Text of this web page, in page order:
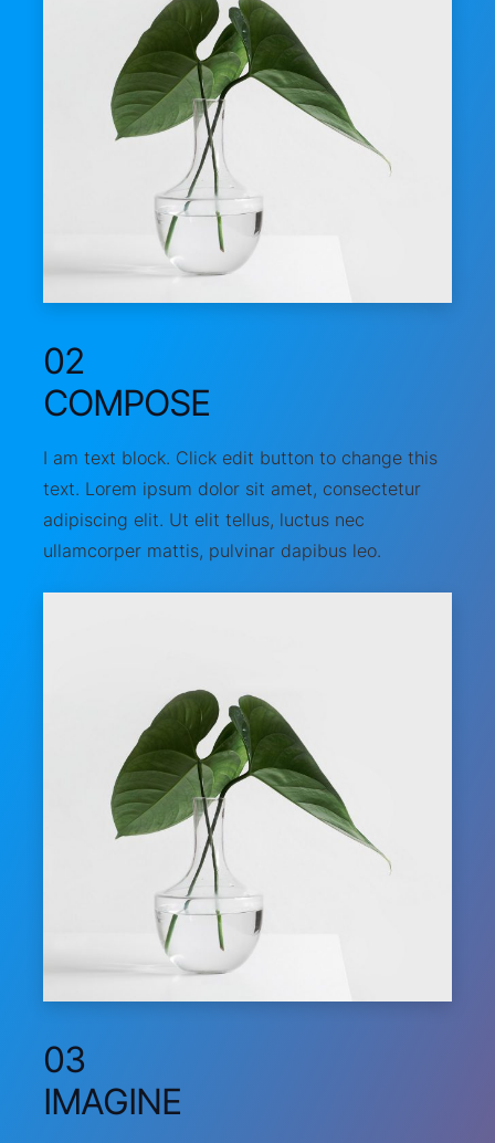
02
COMPOSE
I am text block. Click edit button to change this
text. Lorem ipsum dolor sit amet, consectetur
adipiscing elit. Ut elit tellus, luctus nec
ullamcorper mattis, pulvinar dapibus leo.
03
IMAGINE